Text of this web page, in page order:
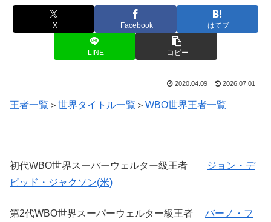
X Facebook はてブ
LINE コピー
2020.04.09 2026.07.01
王者一覧 ＞ 世界タイトル一覧 ＞ WBO世界王者一覧
初代WBO世界スーパーウェルター級王者
ジョン・デ
ビッド・ジャクソン(米)
第2代WBO世界スーパーウェルター級王者 バーノ・フ